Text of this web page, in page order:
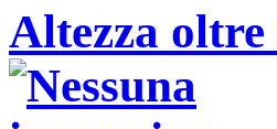
Altezza oltre